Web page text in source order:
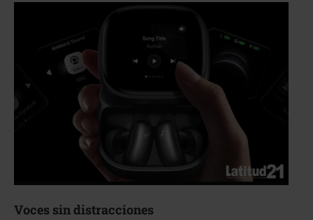
Voces sin distracciones